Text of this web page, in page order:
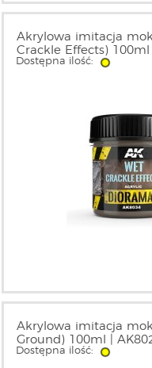
Akrylowa imitacja
Crackle Effects) 100ml
Dostępna ilość:
Akrylowa imitacja
Ground) 100ml |
Dostępna ilość: